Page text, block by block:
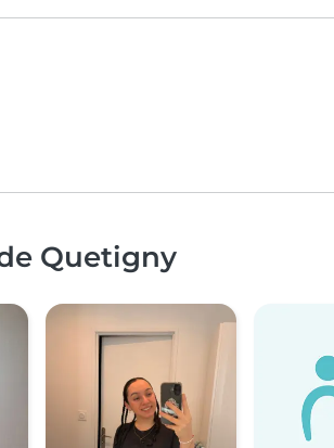
Quetigny